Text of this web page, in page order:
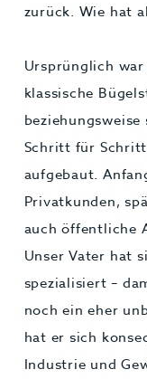
zurück. Wie hat
Ursprünglich
klassische
Schritt für
aufgebaut.
Privatkunden,
auch öffentliche
Unser Vater hat
spezialisiert –
noch ein eher
hat er sich
Industrie und